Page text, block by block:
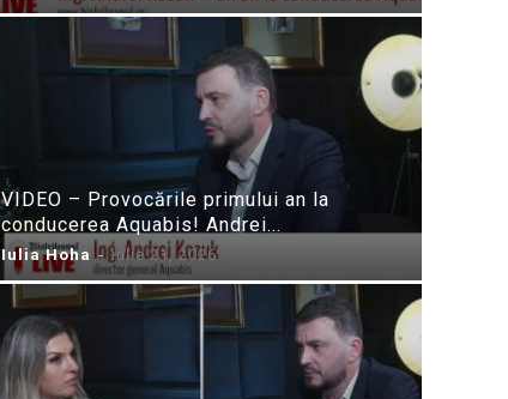
VIDEO – Provocările primului an la
conducerea Aquabis! Andrei...
Iulia Hoha - iulie 21, 2026